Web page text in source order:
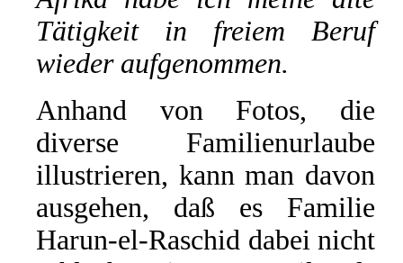
Tätigkeit in freiem Beruf
wieder aufgenommen.
Anhand von Fotos, die
diverse Familienurlaube
illustrieren, kann man davon
ausgehen, daß es Familie
Harun-el-Raschid dabei nicht